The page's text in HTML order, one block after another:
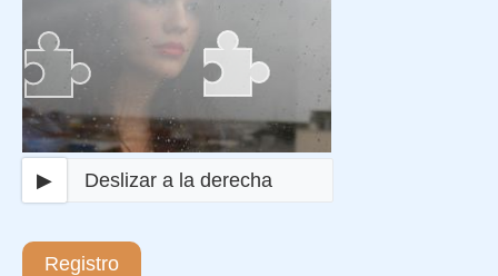
▶ Deslizar a la derecha
Registro